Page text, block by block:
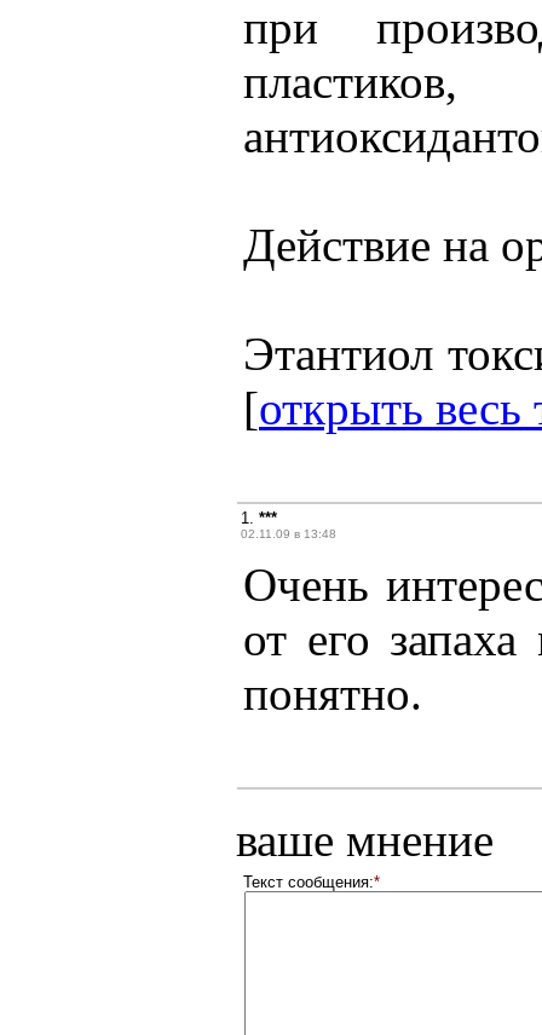
при
Действие на
Этантиол
[открыть весь
1. ***
02.11.09 в 13:48
Очень
от его
понятно.
ваше мнение
Текст сообщения:*